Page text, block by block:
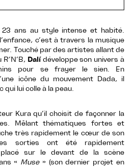
ans au style intense et habité.
c’est à travers la musique
Touché par des artistes allant de
Dalídéveloppe son univers à
pour se frayer le sien. En
icône du mouvement Dada, il
qui lui colle à la peau.
Kura qu’il choisit de façonner la
Mêlant thématiques fortes et
très rapidement le cœur de son
sorties ont été rapidement
sur le devant de la scène
« Muse» (son dernier projet en